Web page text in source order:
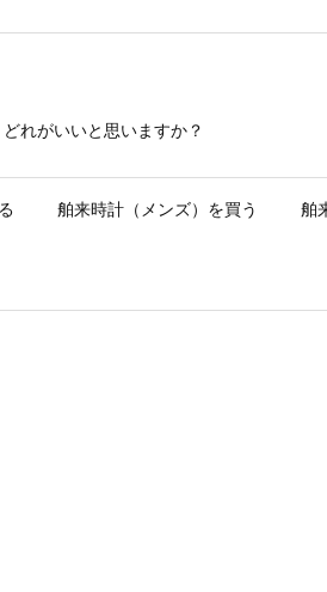
れがいいと思いますか？
舶来時計（メンズ）を買う 舶